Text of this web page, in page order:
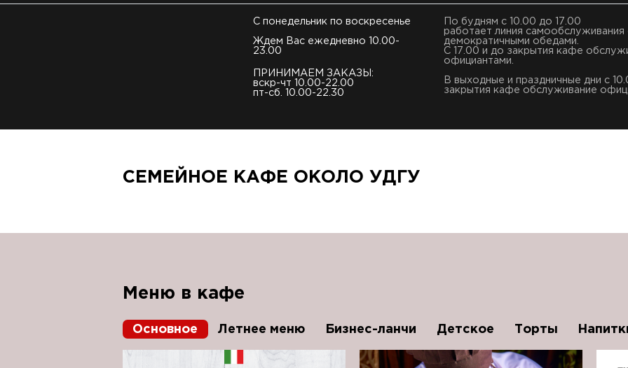
С понедельник по воскресенье
Ждем Вас ежедневно 10.00-
23.00
ПРИНИМАЕМ ЗАКАЗЫ:
вскр-чт 10.00-22.00
пт-сб. 10.00-22.30
По будням с 10.00 до 17.00
работает линия самообслуживания
демократичными обедами.
С 17.00 и до закрытия кафе
официантами.
В выходные и праздничные дни с
закрытия кафе обслуживание
СЕМЕЙНОЕ КАФЕ ОКОЛО УДГУ
Меню в кафе
Основное Летнее меню Бизнес-ланчи Детское Торты